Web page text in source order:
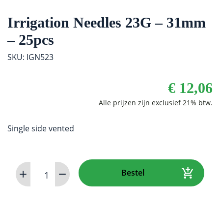
Irrigation Needles 23G – 31mm
– 25pcs
SKU: IGN523
€ 12,06
Single side vented
Irrigation
Needles
Bestel